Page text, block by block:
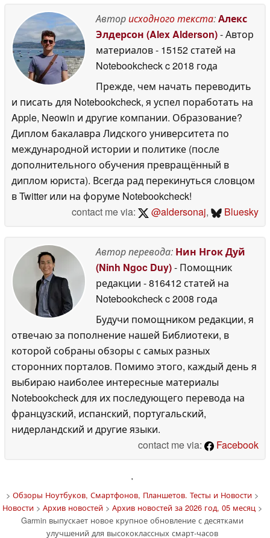
автономной работы
21 день
Авторисходного текста:Алекс
Элдерсон (Alex Alderson)- Автор
материалов- 15152 статей на
Notebookcheckc 2018 года
Прежде, чем начать переводить
и писать для Notebookcheck, я успел поработать на
Apple, Neowin и другие компании. Образование?
Диплом бакалавра Лидского университета по
международной истории и политике (после
дополнительного обучения превращённый в
диплом юриста). Всегда рад перекинуться словцом
в Twitter или на форуме Notebookcheck!
contact me via:
@aldersonaj, Bluesky
Автор перевода: Нин Нгок Дуй
(Ninh Ngoc Duy)- Помощник
редакции - 816412 статей на
Notebookcheckc 2008 года
Будучи помощником редакции, я
отвечаю за пополнение нашей Библиотеки, в
которой собраны обзоры с самых разных
сторонних порталов. Помимо этого, каждый день я
выбираю наиболее интересные материалы
Notebookcheck для их последующего перевода на
французский, испанский, португальский,
нидерландский и другие языки.
contact me via:
Facebook
'
> Обзоры Ноутбуков, Смартфонов, Планшетов. Тесты и Новости>
Новости> Архив новостей> Архив новостей за 2026 год, 05 месяц>
Garmin выпускает новое крупное обновление с десятками
улучшений для высококлассных смарт-часов